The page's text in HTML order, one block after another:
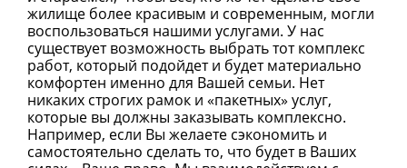
жилище более красивым и современным, могли
воспользоваться нашими услугами. У нас
существует возможность выбрать тот комплекс
работ, который подойдет и будет материально
комфортен именно для Вашей семьи. Нет
никаких строгих рамок и «пакетных» услуг,
которые вы должны заказывать комплексно.
Например, если Вы желаете сэкономить и
самостоятельно сделать то, что будет в Ваших